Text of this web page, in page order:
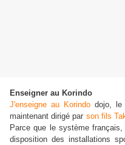
Enseigner au Korindo
J'enseigne au Korindo dojo, le
maintenant dirigé par son fils
Parce que le système
disposition des installations